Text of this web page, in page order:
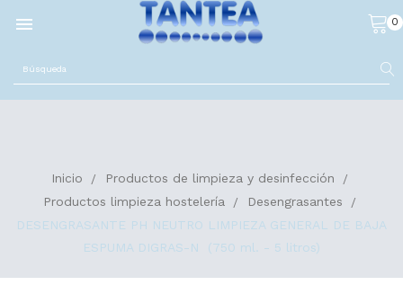
 0
Inicio
Productos de limpieza y desinfección
Productos limpieza hostelería
Desengrasantes
DESENGRASANTE PH NEUTRO LIMPIEZA GENERAL DE BAJA
ESPUMA DIGRAS-N (750 ml. - 5 litros)